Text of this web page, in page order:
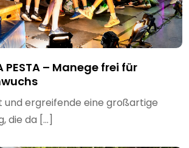
PESTA – Manege frei für
und ergreifende eine großartige
die da […]